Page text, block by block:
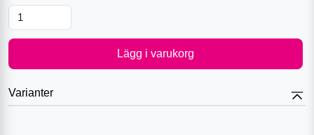
Lägg i varukorg
Varianter